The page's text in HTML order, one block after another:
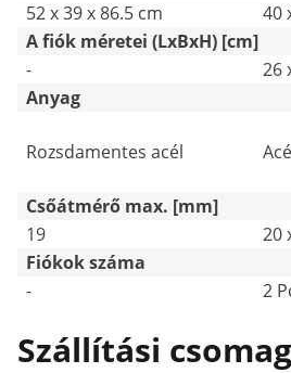
52 x 39 x 86.5 cm
40
A fiók méretei (LxBxH) [cm]
-
26
Anyag
Rozsdamentes acél
Csőátmérő max. [mm]
19
20
Fiókok száma
-
2
Szállítási csomag